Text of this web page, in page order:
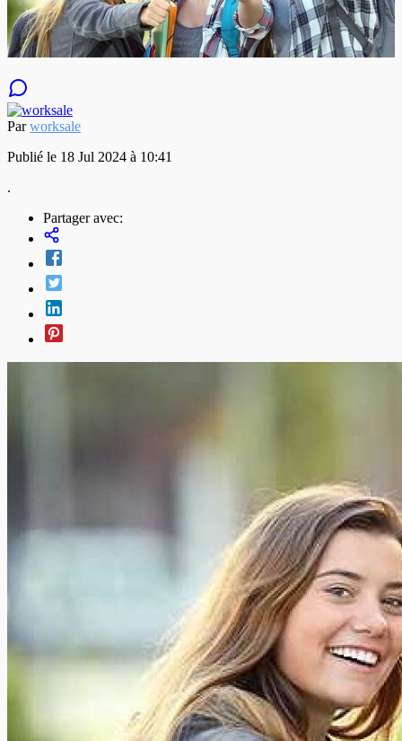
Parworksale
Publié le 18 Jul 2024 à 10:41
.
Partager avec: